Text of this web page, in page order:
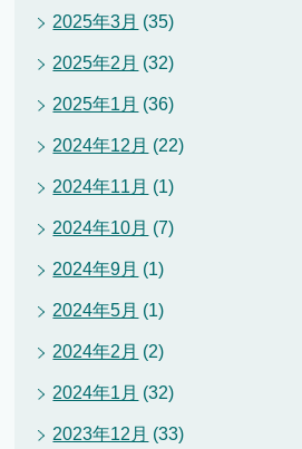
2025年3月 (35)
2025年2月 (32)
2025年1月 (36)
2024年12月 (22)
2024年11月 (1)
2024年10月 (7)
2024年9月 (1)
2024年5月 (1)
2024年2月 (2)
2024年1月 (32)
2023年12月 (33)